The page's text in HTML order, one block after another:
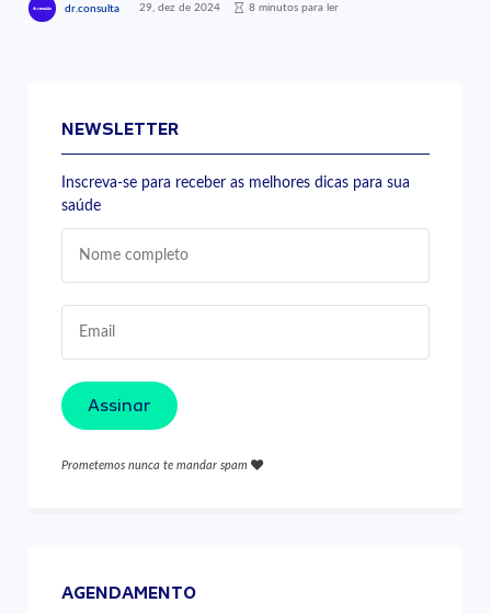
dr.consulta 29, dez de 2024 8 minutos para ler
NEWSLETTER
Inscreva-se para receber as melhores dicas para sua
saúde
Assinar
Prometemos nunca te mandar spam
AGENDAMENTO